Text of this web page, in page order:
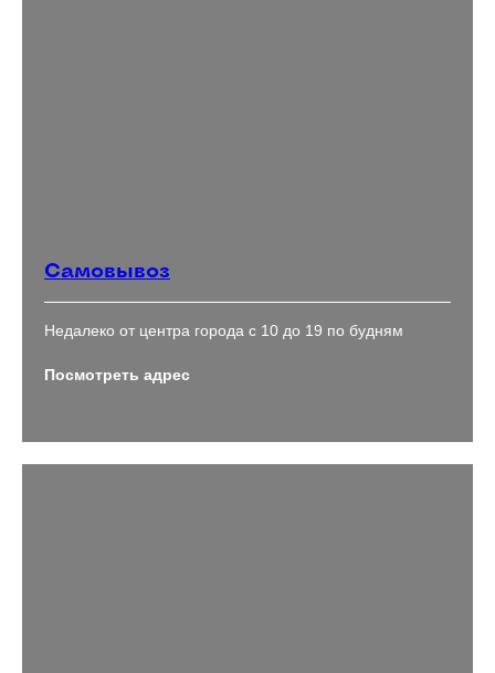
Самовывоз
Недалеко от центра города с 10 до 19 по будням
Посмотреть адрес